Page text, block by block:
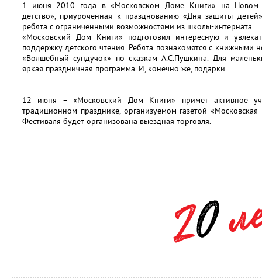
1 июня 2010 года в «Московском Доме Книги» на Новом
детство», приуроченная к празднованию «Дня защиты
ребята с ограниченными возможностями из школы-интерната.
«Московский Дом Книги» подготовил интересную и
поддержку детского чтения. Ребята познакомятся с книжными
«Волшебный сундучок» по сказкам А.С.Пушкина. Для
яркая праздничная программа. И, конечно же, подарки.
12 июня – «Московский Дом Книги» примет активное
традиционном празднике, организуемом газетой
Фестиваля будет организована выездная торговля.